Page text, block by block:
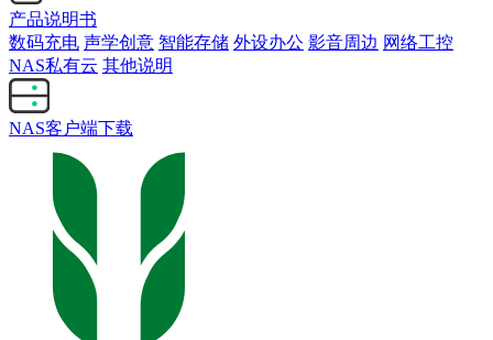
产品说明书
数码充电 声学创意 智能存储 外设办公 影音周边 网络工控
NAS私有云 其他说明
NAS客户端下载